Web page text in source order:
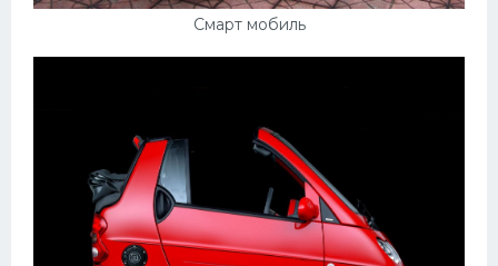
Смарт мобиль